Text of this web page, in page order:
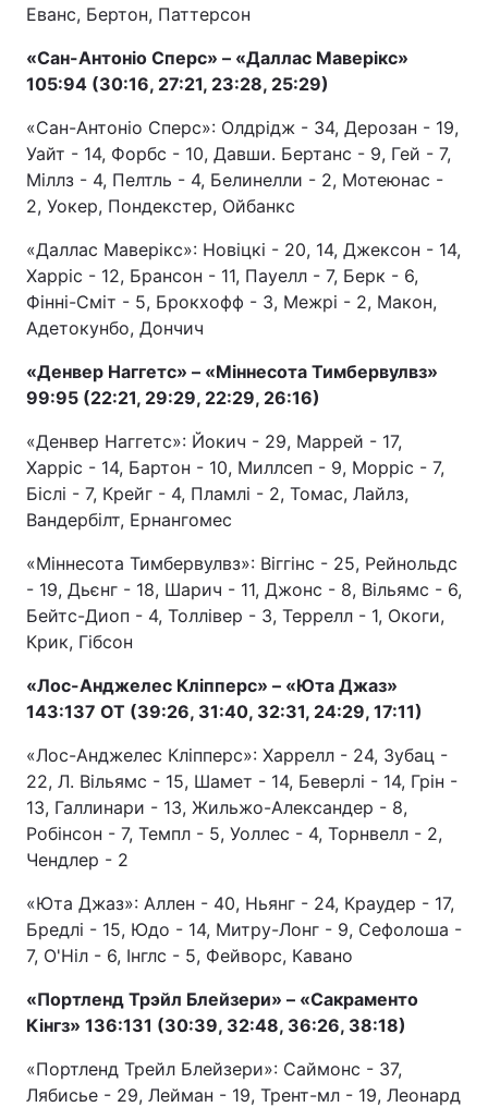
Еванс, Бертон, Паттерсон
«Сан-Антоніо Сперс» – «Даллас Маверікс»
105:94 (30:16, 27:21, 23:28, 25:29)
«Сан-Антоніо Сперс»: Олдрідж - 34, Дерозан - 19,
Уайт - 14, Форбс - 10, Давши. Бертанс - 9, Гей - 7,
Міллз - 4, Пелтль - 4, Белинелли - 2, Мотеюнас -
2, Уокер, Пондекстер, Ойбанкс
«Даллас Маверікс»: Новіцкі - 20, 14, Джексон - 14,
Харріс - 12, Брансон - 11, Пауелл - 7, Берк - 6,
Фінні-Сміт - 5, Брокхофф - 3, Межрі - 2, Макон,
Адетокунбо, Дончич
«Денвер Наггетс» – «Міннесота Тимбервулвз»
99:95 (22:21, 29:29, 22:29, 26:16)
«Денвер Наггетс»: Йокич - 29, Маррей - 17,
Харріс - 14, Бартон - 10, Миллсеп - 9, Морріс - 7,
Біслі - 7, Крейг - 4, Пламлі - 2, Томас, Лайлз,
Вандербілт, Ернангомес
«Міннесота Тимбервулвз»: Віггінс - 25, Рейнольдс
- 19, Дьєнг - 18, Шарич - 11, Джонс - 8, Вільямс - 6,
Бейтс-Диоп - 4, Толлівер - 3, Террелл - 1, Окоги,
Крик, Гібсон
«Лос-Анджелес Кліпперс» – «Юта Джаз»
143:137 OT (39:26, 31:40, 32:31, 24:29, 17:11)
«Лос-Анджелес Кліпперс»: Харрелл - 24, Зубац -
22, Л. Вільямс - 15, Шамет - 14, Беверлі - 14, Грін -
13, Галлинари - 13, Жильжо-Александер - 8,
Робінсон - 7, Темпл - 5, Уоллес - 4, Торнвелл - 2,
Чендлер - 2
«Юта Джаз»: Аллен - 40, Ньянг - 24, Краудер - 17,
Бредлі - 15, Юдо - 14, Митру-Лонг - 9, Сефолоша -
7, О'Ніл - 6, Інглс - 5, Фейворс, Кавано
«Портленд Трэйл Блейзери» – «Сакраменто
Кінгз» 136:131 (30:39, 32:48, 36:26, 38:18)
«Портленд Трейл Блейзери»: Саймонс - 37,
Лябисье - 29, Лейман - 19, Трент-мл - 19, Леонард